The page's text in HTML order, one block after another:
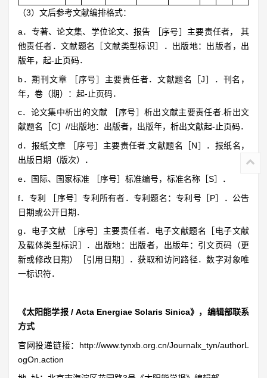
（3）文后参考文献编排格式：
a．专著、论文集、学位论文、报告 ［序号］主要责任者， 其
他责任者．文献题名［文献类型标识］．出版地：出版者，出
版年，起-止页码．
b．期刊文章 ［序号］主要责任者．文献题名［J］．刊名，
年，卷（期）：起-止页码．
c．论文集中析出的文献 ［序号］析出文献主要责任者.析出文
献题名［C］//出版地：出版者，出版年，析出文献起-止页码．
d．报纸文章 ［序号］主要责任者.文献题名［N］．报纸名，
出版日期（版次）．
e．国际、国家标准 ［序号］标准编号，标准名称［S］．
f．专利 ［序号］专利所有者．专利题名：专利号［P］．公告
日期或公开日期．
g．电子文献 ［序号］主要责任者．电子文献题名［电子文献
及载体类型标识］．出版地：出版者，出版年：引文页码（更
新或修改日期）［引用日期］．获取和访问路径．数字对象唯
一标识符．
《太阳能学报 / Acta Energiae Solaris Sinica》， 编辑部联系
方式
官网投递链接：http://www.tynxb.org.cn/Journalx_tyn/authorL
ogOn.action